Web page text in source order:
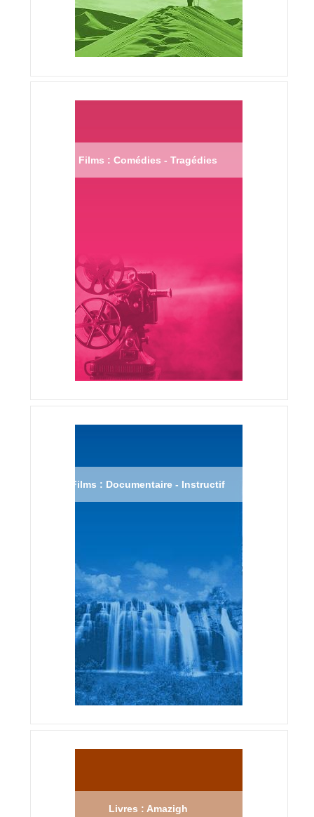
Films : Comédies - Tragédies
Films : Documentaire - Instructif
Livres : Amazigh